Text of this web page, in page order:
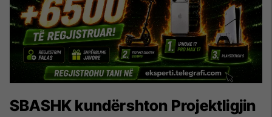
SBASHK kundërshton Projektligjin